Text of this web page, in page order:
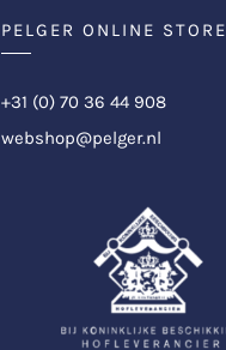
PELGER ONLINE STORE
+31 (0) 70 36 44 908
webshop@pelger.nl